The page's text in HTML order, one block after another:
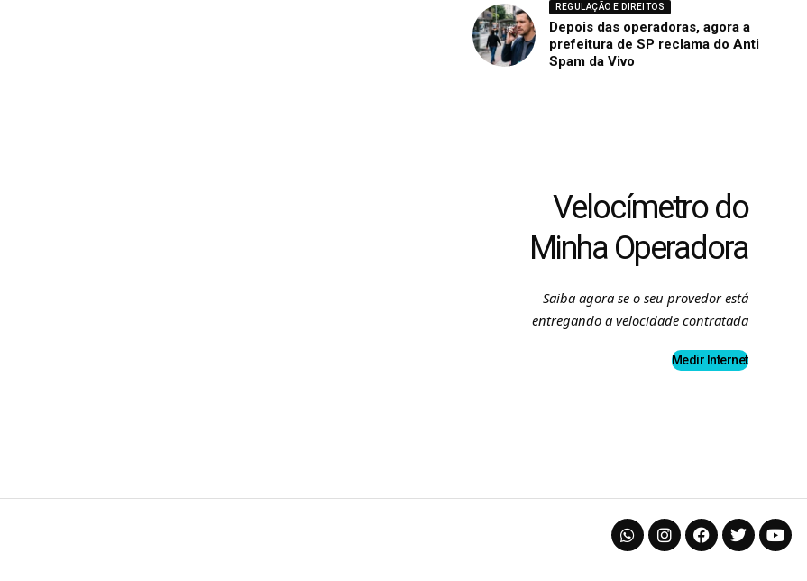
REGULAÇÃO E DIREITOS
Depois das operadoras, agora a
prefeitura de SP reclama do Anti
Spam da Vivo
Velocímetro do
Minha Operadora
Saiba agora se o seu provedor está
entregando a velocidade contratada
Medir Internet